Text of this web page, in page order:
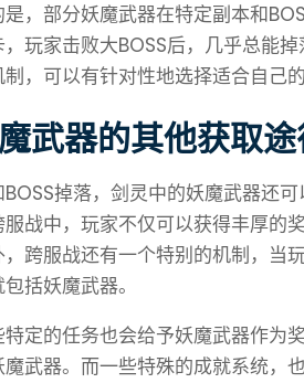
，部分妖魔武器在特定副本和
玩家击败大BOSS后，几乎总能
，可以有针对性地选择适合自己
武器的其他获取
掉落，剑灵中的妖魔武器还
战中，玩家不仅可以获得丰厚的
跨服战还有一个特别的机制，当
括妖魔武器。
定的任务也会给予妖魔武器作为
武器。而一些特殊的成就系统，